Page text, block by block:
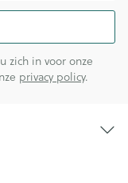
zich in voor onze
privacy policy.